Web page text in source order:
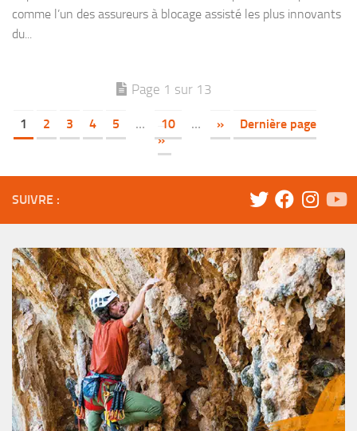
comme l’un des assureurs à blocage assisté les plus innovants
du...
Page 1 sur 13
1 2 3 4 5 … 10 … »
Dernière page
»
SUIVRE :